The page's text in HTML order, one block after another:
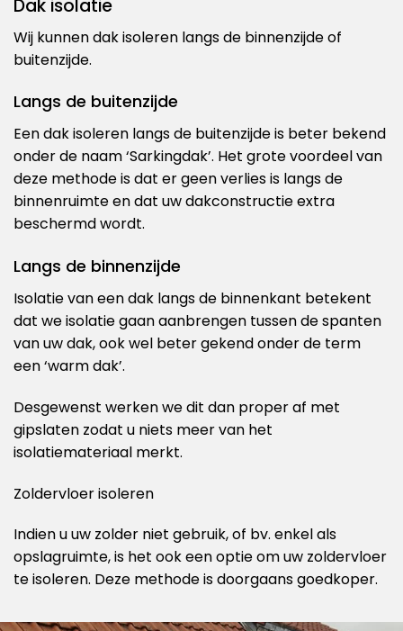
Dak isolatie
Wij kunnen dak isoleren langs de binnenzijde of
buitenzijde.
Langs de buitenzijde
Een dak isoleren langs de buitenzijde is beter bekend
onder de naam ‘Sarkingdak’. Het grote voordeel van
deze methode is dat er geen verlies is langs de
binnenruimte en dat uw dakconstructie extra
beschermd wordt.
Langs de binnenzijde
Isolatie van een dak langs de binnenkant betekent
dat we isolatie gaan aanbrengen tussen de spanten
van uw dak, ook wel beter gekend onder de term
een ‘warm dak’.
Desgewenst werken we dit dan proper af met
gipslaten zodat u niets meer van het
isolatiemateriaal merkt.
Zoldervloer isoleren
Indien u uw zolder niet gebruik, of bv. enkel als
opslagruimte, is het ook een optie om uw zoldervloer
te isoleren. Deze methode is doorgaans goedkoper.